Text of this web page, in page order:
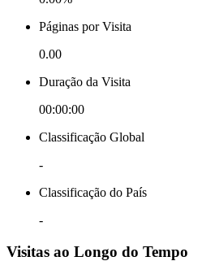
Páginas por Visita
0.00
Duração da Visita
00:00:00
Classificação Global
-
Classificação do País
-
Visitas ao Longo do Tempo